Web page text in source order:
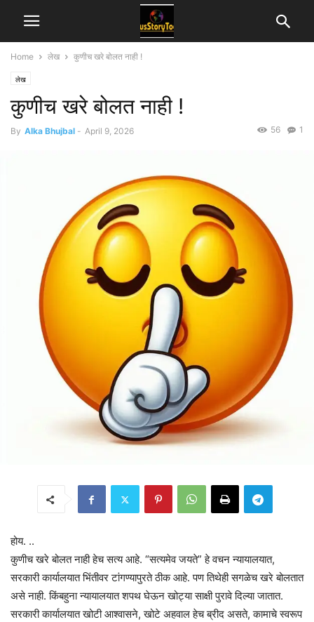
Home लेख कुणीच खरे बोलत नाही !
लेख
कुणीच खरे बोलत नाही !
By Alka Bhujbal - April 9, 2026 1
56
होय. ..
कुणीच खरे बोलत नाही हेच सत्य आहे. “सत्यमेव जयते” हे वचन न्यायालयात,
सरकारी कार्यालयात भिंतीवर टांगण्यापुरते ठीक आहे. पण तिथेही सगळेच खरे बोलतात
असे नाही. किंबहुना न्यायालयात शपथ घेऊन खोट्या साक्षी पुरावे दिल्या जातात.
सरकारी कार्यालयात खोटी आश्वासने, खोटे अहवाल हेच ब्रीद असते, कामाचे स्वरूप